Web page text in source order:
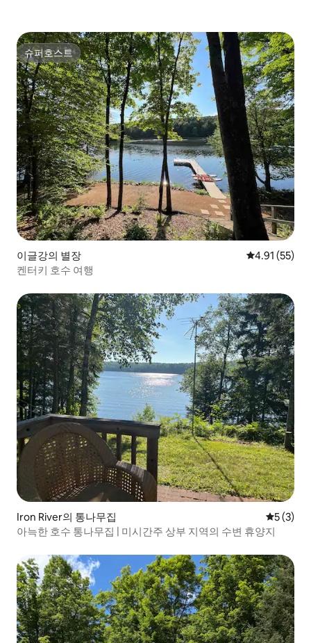
슈퍼호스트
슈퍼호스트
이글강의 별장 평점 4.91점
4.91 (55)
켄터키 호수 여행
Iron River의 통나무집 평점 5점
5 (3)
아늑한 호수 통나무집 | 미시간주 상부 지역의 수변 휴양지